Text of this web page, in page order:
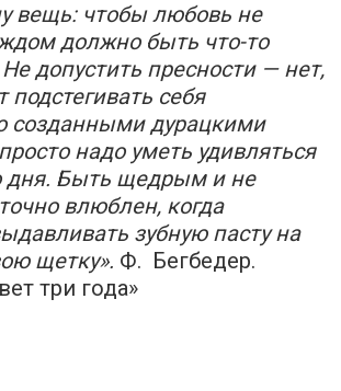
вещь: чтобы любовь не
должно быть что-то
допустить пресности — нет,
подстегивать себя
созданными дурацкими
надо уметь удивляться
дня. Быть щедрым и не
влюблен, когда
зубную пасту на
щетку». Ф. Бегбедер.
три года»